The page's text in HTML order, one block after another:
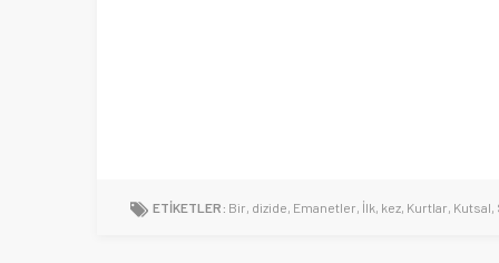
ETİKETLER: Bir, dizide, Emanetler, İlk, kez, Kurtlar, Kutsal,